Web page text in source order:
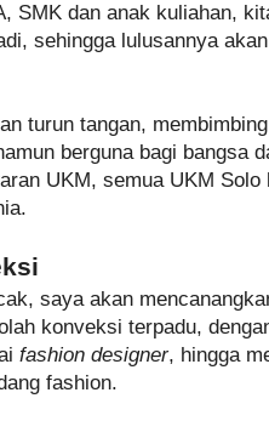
SMK dan anak kuliahan,
sehingga lulusannya
turun tangan,
berguna bagi bangsa
UKM, semua UKM
ak, saya akan
konveksi terpadu,
fashion designer, hingga
fashion.